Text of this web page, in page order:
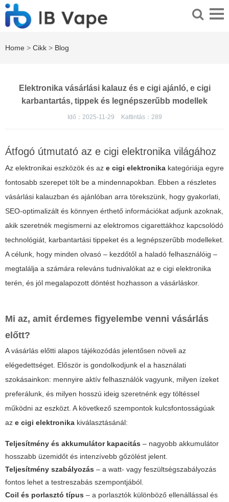
Home > Cikk > Blog
Elektronika vásárlási kalauz és e cigi ajánló, e cigi
karbantartás, tippek és legnépszerűbb modellek
Idő：2025-11-29 Kattintás： 289
Átfogó útmutató az e cigi elektronika világához
Az elektronikai eszközök és az e cigi elektronika kategóriája egyre
fontosabb szerepet tölt be a mindennapokban. Ebben a részletes
vásárlási kalauzban és ajánlóban arra törekszünk, hogy gyakorlati,
SEO-optimalizált és könnyen érthető információkat adjunk azoknak,
akik szeretnék megismerni az elektromos cigarettákhoz kapcsolódó
technológiát, karbantartási tippeket és a legnépszerűbb modelleket.
A célunk, hogy minden olvasó – kezdőtől a haladó felhasználóig –
megtalálja a számára releváns tudnivalókat az e cigi elektronika
terén, és jól megalapozott döntést hozhasson a vásárláskor.
Mi az, amit érdemes figyelembe venni vásárlás
előtt?
A vásárlás előtti alapos tájékozódás jelentősen növeli az
elégedettséget. Először is gondolkodjunk el a használati
szokásainkon: mennyire aktív felhasználók vagyunk, milyen ízeket
preferálunk, és milyen hosszú ideig szeretnénk egy töltéssel
működni az eszközt. A következő szempontok kulcsfontosságúak
az e cigi elektronika kiválasztásánál:
Teljesítmény és akkumulátor kapacitás – nagyobb akkumulátor
hosszabb üzemidőt és intenzívebb gőzölést jelent.
Teljesítmény szabályozás – a watt- vagy feszültségszabályozás
fontos lehet a testreszabás szempontjából.
Coil és porlasztó típus – a porlasztók különböző ellenállással és